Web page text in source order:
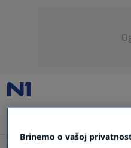
Brinemo o vašoj